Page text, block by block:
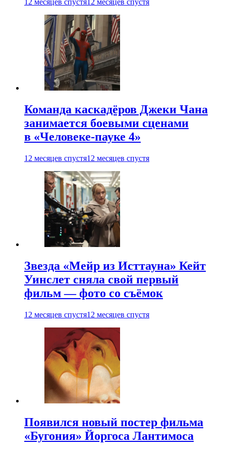
12 месяцев спустя12 месяцев спустя
Команда каскадёров Джеки Чана
занимается боевыми сценами
в «Человеке-пауке 4»
12 месяцев спустя12 месяцев спустя
Звезда «Мейр из Исттауна» Кейт
Уинслет сняла свой первый
фильм — фото со съёмок
12 месяцев спустя12 месяцев спустя
Появился новый постер фильма
«Бугония» Йоргоса Лантимоса